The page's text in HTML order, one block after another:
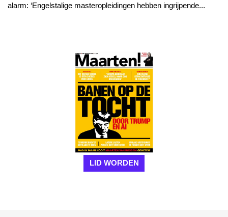
alarm: ‘Engelstalige masteropleidingen hebben ingrijpende...
LID WORDEN